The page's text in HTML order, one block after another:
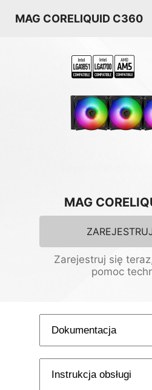
MAG CORELIQUID C360
MAG
Zarejestruj się
pomoc